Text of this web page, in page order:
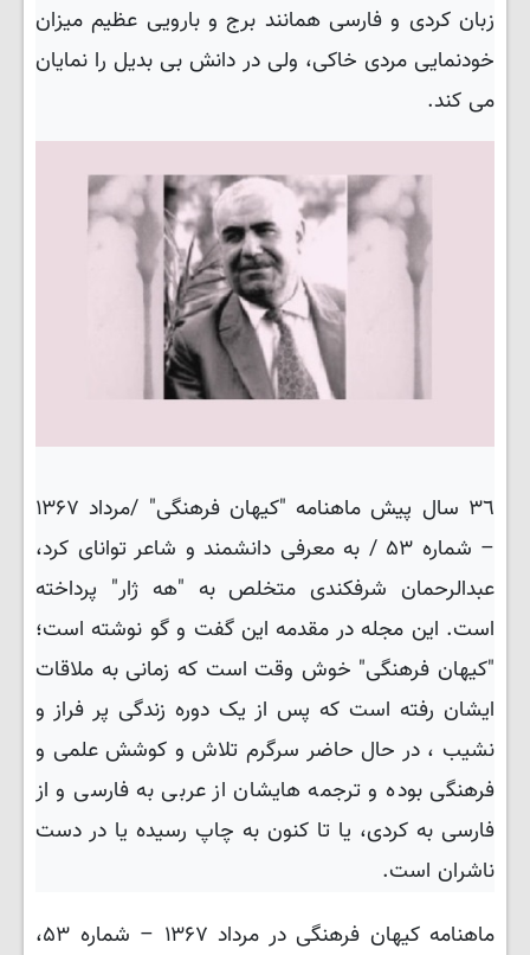
زبان کردی و فارسی همانند برج و بارویی عظیم میزان
خودنمایی مردی خاکی، ولی در دانش بی بدیل را نمایان
می کند.
٣٦ سال پیش ماهنامه "کیهان فرهنگی" /مرداد ۱۳۶۷
– شماره ۵۳ / به معرفی دانشمند و شاعر توانای کرد،
عبدالرحمان شرفکندی متخلص به "هه ژار" پرداخته
است. این مجله در مقدمه این گفت و گو نوشته است؛
"کیهان فرهنگی" خوش وقت است که زمانی به ملاقات
ایشان رفته است که پس از یک دوره زندگی پر فراز و
نشیب ، در حال حاضر سرگرم تلاش و کوشش علمی و
فرهنگی بوده و ترجمه هایشان از عربی به فارسی و از
فارسی به کردی، یا تا کنون به چاپ رسیده یا در دست
ناشران است.
ماهنامه کیهان فرهنگی در مرداد ۱۳۶۷ – شماره ۵۳،